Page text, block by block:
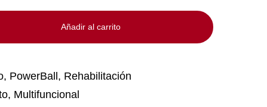
Añadir al carrito
, PowerBall, Rehabilitación
, Multifuncional